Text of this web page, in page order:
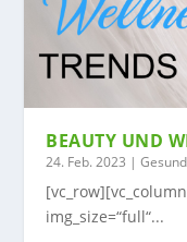
BEAUTY UND
24. Feb. 2023 |
img_size=“full“...